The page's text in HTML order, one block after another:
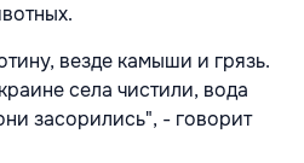
везде камыши и грязь.
села чистили, вода
засорились", - говорит